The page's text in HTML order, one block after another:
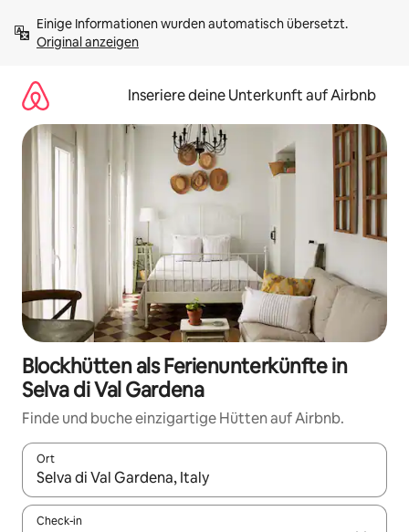
Inhalten
springenOriginal anzeigen
Inseriere deine Unterkunft auf Airbnb
Blockhütten als Ferienunterkünfte in
Selva di Val Gardena
Finde und buche einzigartige Hütten auf Airbnb.
Ort
Wenn Ergebnisse verfügbar sind, navigiere mit den
Check-in